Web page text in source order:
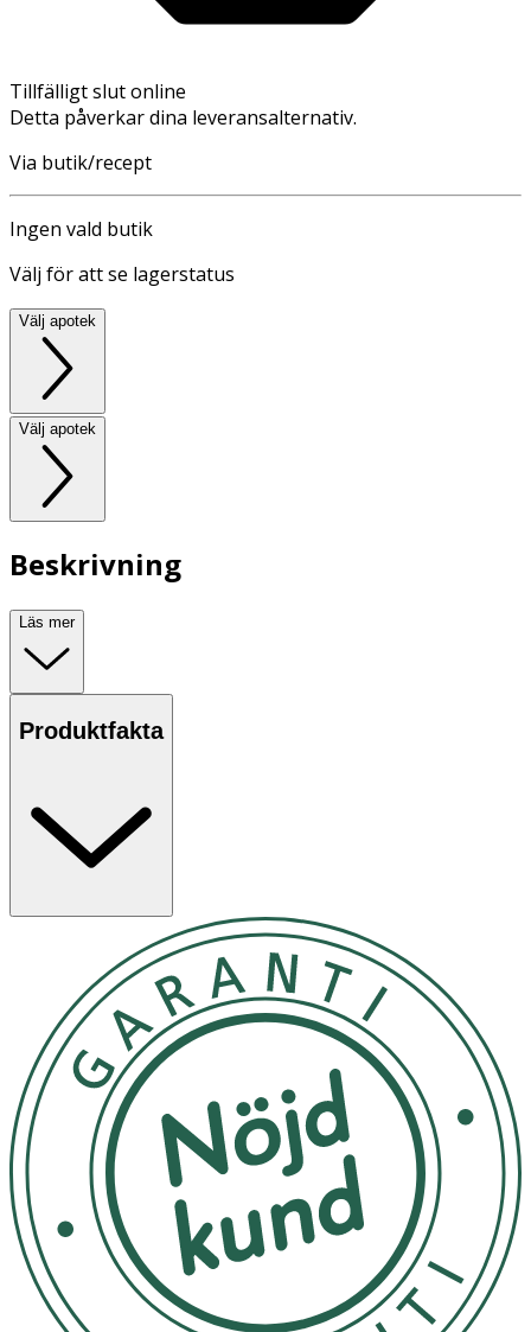
Tillfälligt slut online
Detta påverkar dina leveransalternativ.
Via butik/recept
Ingen vald butik
Välj för att se lagerstatus
Välj apotek
Välj apotek
Beskrivning
Läs mer
Produktfakta